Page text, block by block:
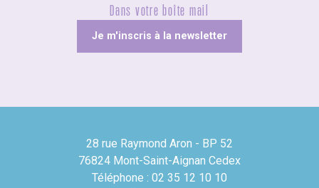
Dans votre boîte mail
Je m'inscris à la newsletter
28 rue Raymond Aron - BP 52
76824 Mont-Saint-Aignan Cedex
Téléphone : 02 35 12 10 10